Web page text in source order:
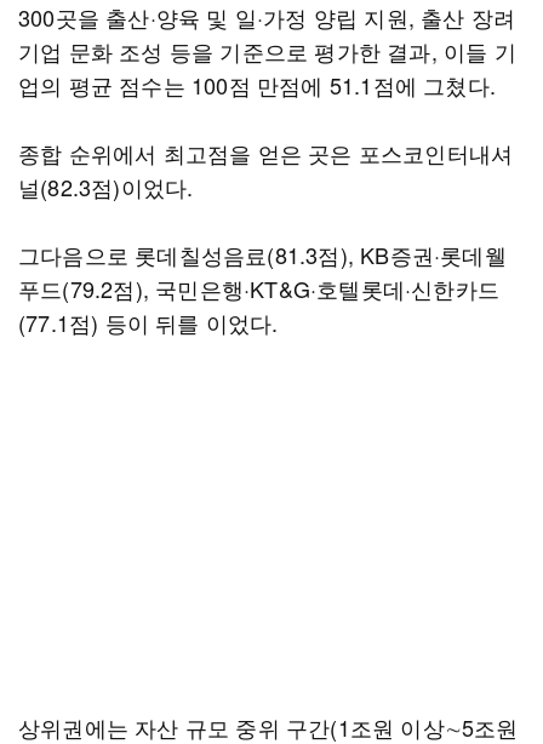
300곳을 출산·양육 및 일·가정 양립 지원, 출산 장려
기업 문화 조성 등을 기준으로 평가한 결과, 이들 기
업의 평균 점수는 100점 만점에 51.1점에 그쳤다.
종합 순위에서 최고점을 얻은 곳은 포스코인터내셔
널(82.3점)이었다.
그다음으로 롯데칠성음료(81.3점), KB증권·롯데웰
푸드(79.2점), 국민은행·KT&G·호텔롯데·신한카드
(77.1점) 등이 뒤를 이었다.
상위권에는 자산 규모 중위 구간(1조원 이상∼5조원